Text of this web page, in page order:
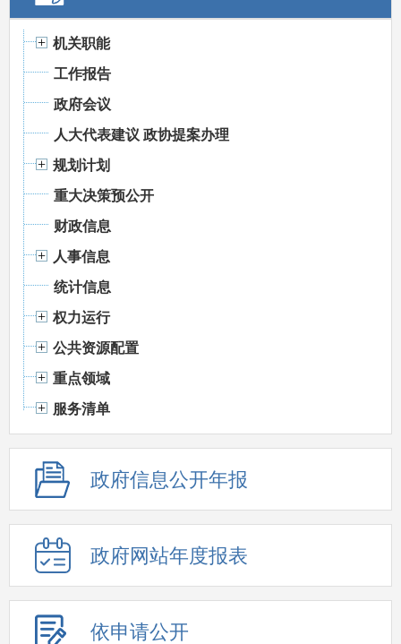
机关职能
工作报告
政府会议
人大代表建议 政协提案办理
规划计划
重大决策预公开
财政信息
人事信息
统计信息
权力运行
公共资源配置
重点领域
服务清单
政府信息公开年报
政府网站年度报表
依申请公开